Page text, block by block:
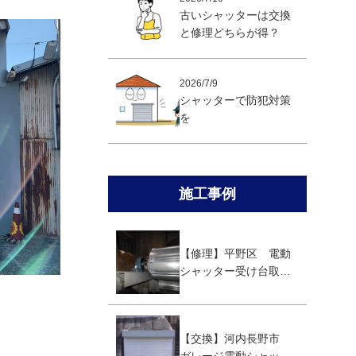
古いシャッターは交換
と修理どちらが得？
2026/7/9
シャッターで防犯対策
を
施工事例
【修理】平野区 電動
シャッター受け台取替
【交換】河内長野市